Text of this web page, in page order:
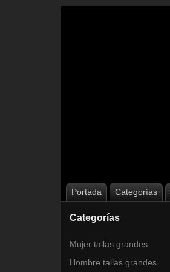
Portada Categorías
Categorías
Mujer tallas grandes
Hombre tallas grandes